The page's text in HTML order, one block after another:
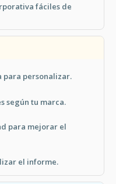
fáciles de
para personalizar.
según tu marca.
para mejorar el
el informe.